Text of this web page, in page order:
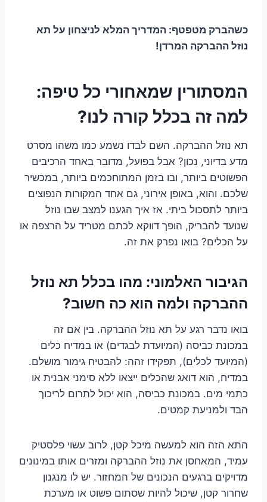
כשהברק מטפטף: המדריך המלא לניצחון על תא
נוזל ההברקה המרדן!
המסתורין שמאחורי כל טיפה:
למה זה בכלל קורה לנו?
תא נוזל ההברקה. השם לבדו נשמע כמו משהו מסרט
מדע בדיוני, נכון? אבל בפועל, מדובר באחד הרכיבים
הפשוטים ביותר, ובו בזמן המתוחכמים ביותר, במכשיר
שלכם. והוא, באופן אירוני, גם אחד המקורות הנפוצים
ביותר לתסכול ביתי. אז איך הגענו למצב שבו נוזל
שנועד להבריק, הופך דווקא לכתם מטריד על הרצפה או
על הכלים? בואו נפרק את זה.
הגיבור האלמוני: מהו בכלל תא נוזל
ההברקה ולמה הוא כה חשוב?
בואו נדבר רגע על תא נוזל ההברקה. בין אם זה
במכונת כביסה (המיועדת לבגדים) או במדיח כלים
(המיועד לכלים), תפקידו זהה: להבטיח גימור מושלם.
במדיח, הוא דואג שהכלים ייצאו ללא סימני אבנית או
כתמי מים. במכונת כביסה, הוא יכול לתרום לריכוך
הבד ולמניעת קמטים.
התא הזה הוא למעשה מיכל קטן, לרוב עשוי פלסטיק
עמיד, המאחסן את נוזל ההברקה ומזרים אותו במינונים
מדויקים ברגעים הנכונים של המחזור. יש לו מנגנון
שחרור קטן, שיכול להיות שסתום פשוט או מערכת